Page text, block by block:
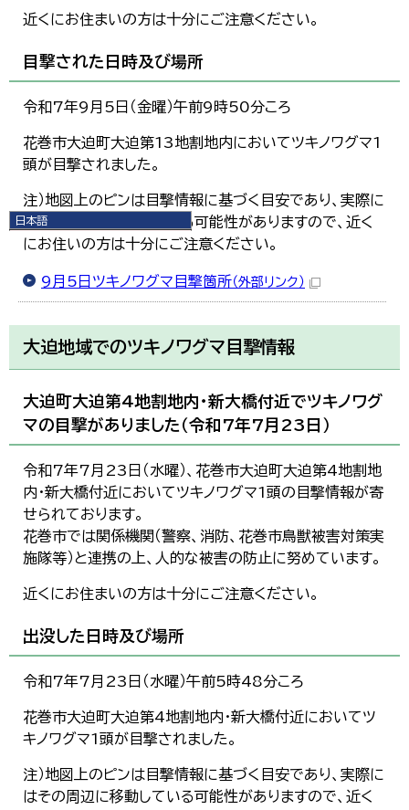
日本語
日本語
한국어
简体中文
近くにお住まいの方は十分にご注意ください。
目撃された日時及び場所
令和7年9月5日（金曜）午前9時50分ころ
花巻市大迫町大迫第13地割地内においてツキノワグマ1
頭が目撃されました。
注）地図上のピンは目撃情報に基づく目安であり、実際に
はその周辺に移動している可能性がありますので、近く
にお住いの方は十分にご注意ください。
9月5日ツキノワグマ目撃箇所（外部リンク）
大迫地域でのツキノワグマ目撃情報
大迫町大迫第4地割地内・新大橋付近でツキノワグ
マの目撃がありました（令和7年7月23日）
令和7年7月23日（水曜）、花巻市大迫町大迫第4地割地
内・新大橋付近においてツキノワグマ1頭の目撃情報が寄
せられております。
花巻市では関係機関（警察、消防、花巻市鳥獣被害対策実
施隊等）と連携の上、人的な被害の防止に努めています。
近くにお住まいの方は十分にご注意ください。
出没した日時及び場所
令和7年7月23日（水曜）午前5時48分ころ
花巻市大迫町大迫第4地割地内・新大橋付近においてツ
キノワグマ1頭が目撃されました。
注）地図上のピンは目撃情報に基づく目安であり、実際に
はその周辺に移動している可能性がありますので、近く